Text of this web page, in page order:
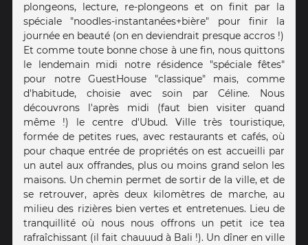
plongeons, lecture, re-plongeons et on finit par la
spéciale "noodles-instantanées+bière" pour finir la
journée en beauté (on en deviendrait presque accros !)
Et comme toute bonne chose à une fin, nous quittons
le lendemain midi notre résidence "spéciale fêtes"
pour notre GuestHouse "classique" mais, comme
d'habitude, choisie avec soin par Céline. Nous
découvrons l'après midi (faut bien visiter quand
même !) le centre d'Ubud. Ville très touristique,
formée de petites rues, avec restaurants et cafés, où
pour chaque entrée de propriétés on est accueilli par
un autel aux offrandes, plus ou moins grand selon les
maisons. Un chemin permet de sortir de la ville, et de
se retrouver, après deux kilomètres de marche, au
milieu des rizières bien vertes et entretenues. Lieu de
tranquillité où nous nous offrons un petit ice tea
rafraîchissant (il fait chauuud à Bali !). Un dîner en ville